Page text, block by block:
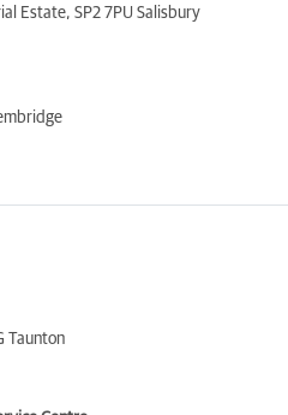
Estate, SP2 7PU Salisbury
Taunton